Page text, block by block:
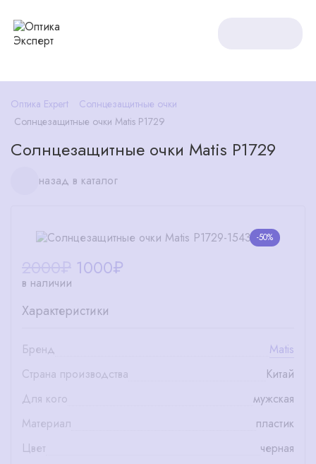
Оптика Expert
Солнцезащитные очки
Солнцезащитные очки Matis P1729
Солнцезащитные очки Matis P1729
назад в каталог
-50%
1000₽
в наличии
Характеристики
Бренд
Matis
Страна производства
Китай
Для кого
мужская
Материал
пластик
Цвет
черная